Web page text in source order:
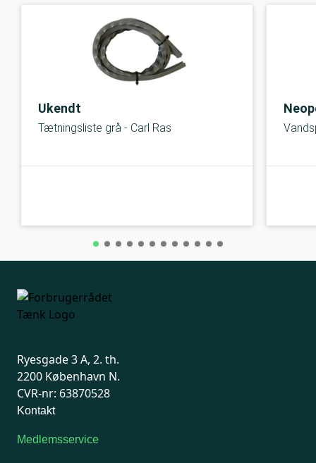
Ukendt
Tætningsliste grå - Carl Ras
Ryesgade 3 A, 2. th.
2200 København N.
CVR-nr: 63870528
Kontakt
Medlemsservice